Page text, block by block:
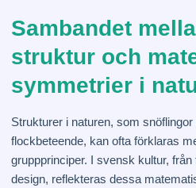
Sambandet
struktur och
symmetrier i
Strukturer i naturen, som
flockbeteende, kan ofta förklaras
gruppprinciper. I svensk kultur,
design, reflekteras dessa